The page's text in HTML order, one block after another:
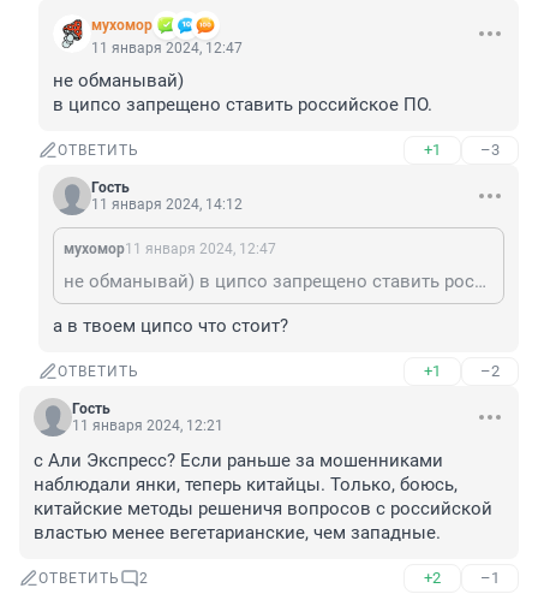
мухомор
11 января 2024, 12:47
не обманывай)
в ципсо запрещено ставить российское ПО.
ОТВЕТИТЬ +1 –3
Гость
11 января 2024, 14:12
мухомор11 января 2024, 12:47
не обманывай) в ципсо запрещено ставить российское ПО.
а в твоем ципсо что стоит?
ОТВЕТИТЬ +1 –2
Гость
11 января 2024, 12:21
с Али Экспресс? Если раньше за мошенниками
наблюдали янки, теперь китайцы. Только, боюсь,
китайские методы решеничя вопросов с российской
властью менее вегетарианские, чем западные.
ОТВЕТИТЬ 2 +2 –1